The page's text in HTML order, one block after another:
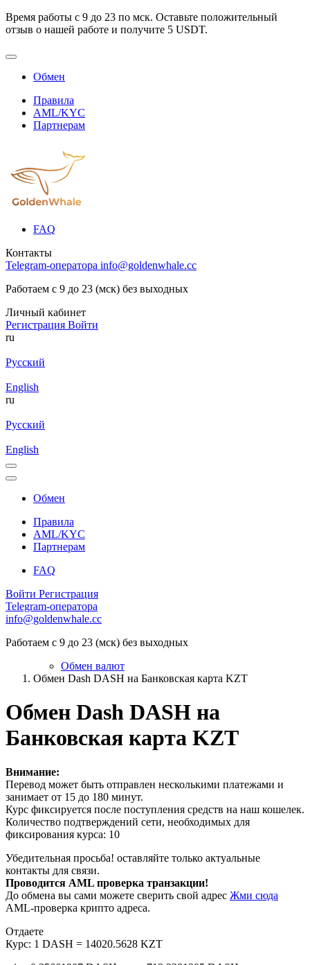
Время работы с 9 до 23 по мск. Оставьте положительный
отзыв о нашей работе и получите 5 USDT.
Обмен
Правила
AML/KYC
Партнерам
FAQ
Контакты
Telegram-оператора info@goldenwhale.cc
Работаем с 9 до 23 (мск) без выходных
Личный кабинет
Регистрация Войти
ru
Русский
English
ru
Русский
English
Обмен
Правила
AML/KYC
Партнерам
FAQ
Войти Регистрация
Telegram-оператора
info@goldenwhale.cc
Работаем с 9 до 23 (мск) без выходных
Обмен валют
Обмен Dash DASH на Банковская карта KZT
Обмен Dash DASH на
Банковская карта KZT
Внимание:
Перевод может быть отправлен несколькими платежами и
занимает от 15 до 180 минут.
Курс фиксируется после поступления средств на наш кошелек.
Количество подтверждений сети, необходимых для
фиксирования курса: 10
Убедительная просьба! оставляйте только актуальные
контакты для связи.
Проводится AML проверка транзакции!
До обмена вы сами можете сверить свой адрес Жми сюда
AML-проверка крипто адреса.
Отдаете
Курс: 1 DASH = 14020.5628 KZT